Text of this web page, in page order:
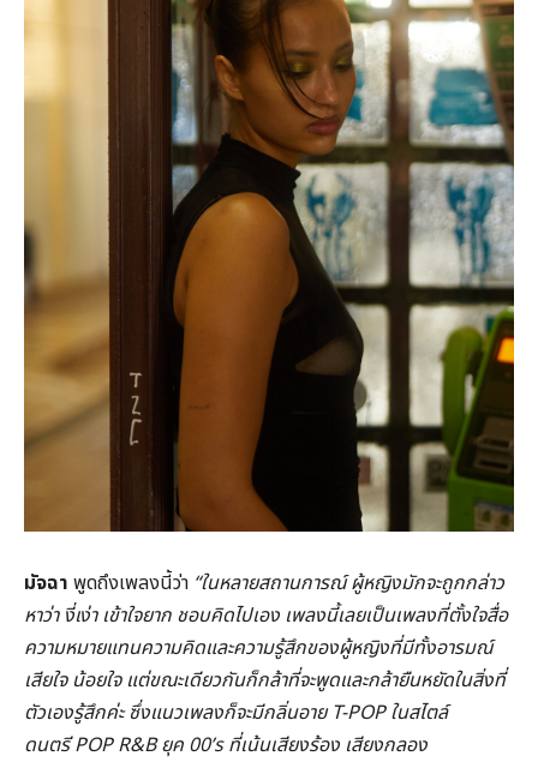
มัจฉา พูดถึงเพลงนี้ว่า “ในหลายสถานการณ์ ผู้หญิงมักจะถูกกล่าว
หาว่า งี่เง่า เข้าใจยาก ชอบคิดไปเอง เพลงนี้เลยเป็นเพลงที่ตั้งใจสื่อ
ความหมายแทนความคิดและความรู้สึกของผู้หญิงที่มีทั้งอารมณ์
เสียใจ น้อยใจ แต่ขณะเดียวกันก็กล้าที่จะพูดและกล้ายืนหยัดในสิ่งที่
ตัวเองรู้สึกค่ะ ซึ่งแนวเพลงก็จะมีกลิ่นอาย T-POP ในสไตล์
ดนตรี POP R&B ยุค 00’s ที่เน้นเสียงร้อง เสียงกลอง